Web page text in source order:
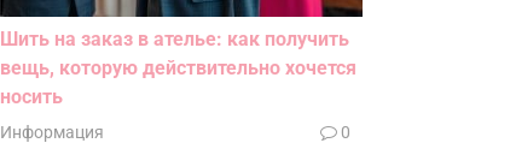
Шить на заказ в ателье: как получить
вещь, которую действительно хочется
носить
Информация 0